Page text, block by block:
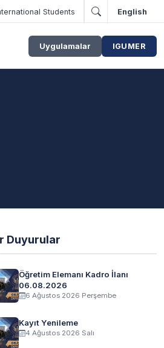
Students English
Uygulamalar IGUMER
Duyurular
Öğretim Elemanı Kadro İlanı
06.08.2026
6 Ağustos 2026 Perşembe
Kayıt Yenileme
4 Ağustos 2026 Salı